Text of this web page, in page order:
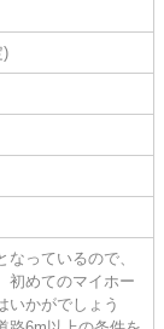
)
っているので、
初めてのマイホー
いかがでしょう